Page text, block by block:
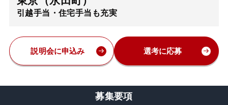
引越手当・住宅手当も充実
説明会に申込み 選考に応募
募集要項
弁護士・税理士
費用